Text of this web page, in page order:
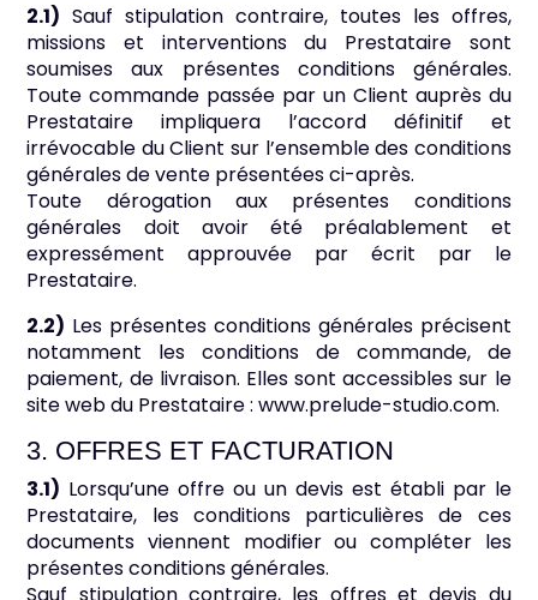
2.1) Sauf stipulation contraire, toutes les offres,
missions et interventions du Prestataire sont
soumises aux présentes conditions générales.
Toute commande passée par un Client auprès du
Prestataire impliquera l’accord définitif et
irrévocable du Client sur l’ensemble des conditions
générales de vente présentées ci-après.
Toute dérogation aux présentes conditions
générales doit avoir été préalablement et
expressément approuvée par écrit par le
Prestataire.
2.2) Les présentes conditions générales précisent
notamment les conditions de commande, de
paiement, de livraison. Elles sont accessibles sur le
site web du Prestataire : www.prelude-studio.com.
3. OFFRES ET FACTURATION
3.1) Lorsqu’une offre ou un devis est établi par le
Prestataire, les conditions particulières de ces
documents viennent modifier ou compléter les
présentes conditions générales.